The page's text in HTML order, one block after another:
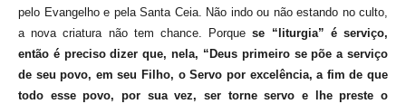
pelo Evangelho e pela Santa Ceia. Não indo ou não estando no culto,
a nova criatura não tem chance. Porquese “liturgia” é serviço,
então é preciso dizer que, nela, “Deus primeiro se põe a serviço
de seu povo, em seu Filho, o Servo por excelência, a fim de que
todo esse povo, por sua vez, ser torne servo e lhe preste o